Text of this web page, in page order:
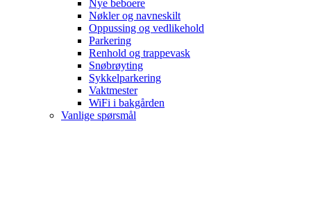
Nye beboere
Nøkler og navneskilt
Oppussing og vedlikehold
Parkering
Renhold og trappevask
Snøbrøyting
Sykkelparkering
Vaktmester
WiFi i bakgården
Vanlige spørsmål